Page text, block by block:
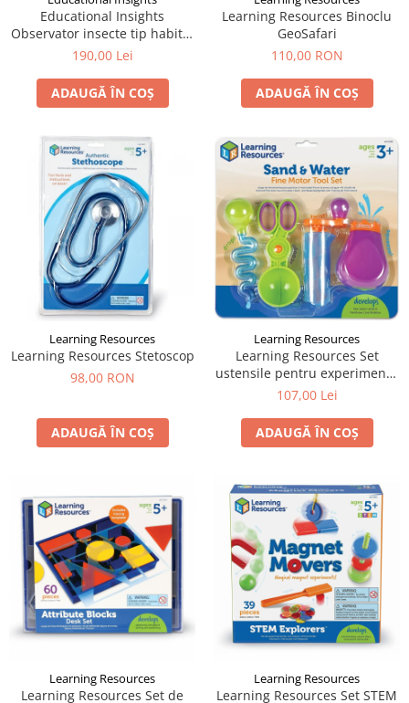
Educational Insights
Observator insecte tip habitat
- Geosafari
190,00 Lei
ADAUGĂ ÎN COȘ
Learning Resources Binoclu
GeoSafari
110,00 RON
ADAUGĂ ÎN COȘ
Learning Resources
Learning Resources Stetoscop
98,00 RON
ADAUGĂ ÎN COȘ
Learning Resources
Learning Resources Set
ustensile pentru experimente
- Apă și Nisip
107,00 Lei
ADAUGĂ ÎN COȘ
Learning Resources
Learning Resources Set de
Learning Resources
Learning Resources Set STEM